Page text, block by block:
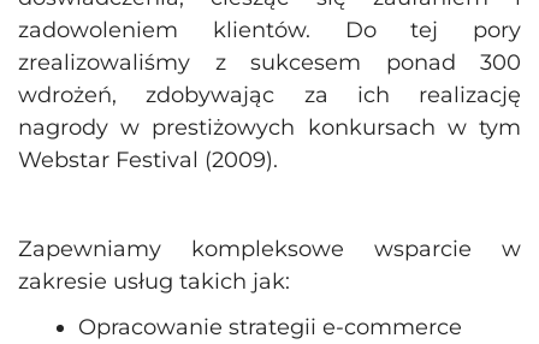
zadowoleniem klientów. Do tej pory
zrealizowaliśmy z sukcesem ponad 300
wdrożeń, zdobywając za ich realizację
nagrody w prestiżowych konkursach w tym
Webstar Festival (2009).
Zapewniamy kompleksowe wsparcie w
zakresie usług takich jak:
Opracowanie strategii e-commerce